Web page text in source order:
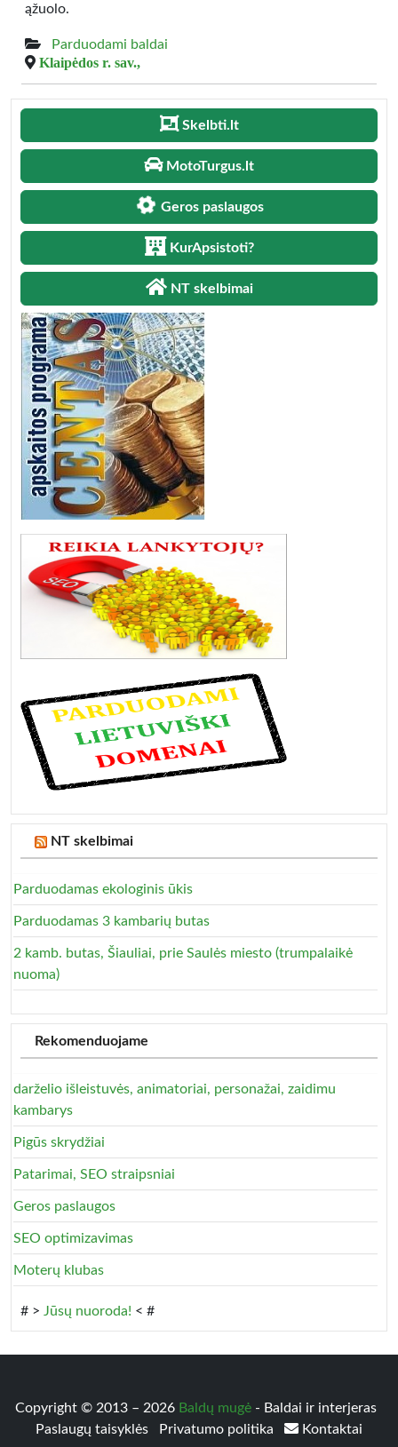
ąžuolo.
Parduodami baldai
Klaipėdos r. sav.,
Skelbti.lt
MotoTurgus.lt
Geros paslaugos
KurApsistoti?
NT skelbimai
NT skelbimai
Parduodamas ekologinis ūkis
Parduodamas 3 kambarių butas
2 kamb. butas, Šiauliai, prie Saulės miesto (trumpalaikė
nuoma)
Rekomenduojame
darželio išleistuvės, animatoriai, personažai, zaidimu
kambarys
Pigūs skrydžiai
Patarimai, SEO straipsniai
Geros paslaugos
SEO optimizavimas
Moterų klubas
# > Jūsų nuoroda! < #
Copyright © 2013 – 2026 Baldų mugė - Baldai ir interjeras
Paslaugų taisyklės
Privatumo politika Kontaktai